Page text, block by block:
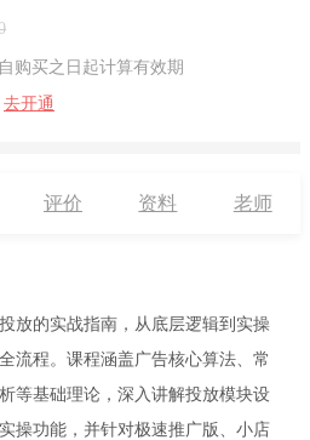
自购买之日起计算有效期
去开通
评价 资料 老师
放的实战指南，从底层逻辑到实操
流程。课程涵盖广告核心算法、常
等基础理论，深入讲解投放模块设
操功能，并针对极速推广版、小店